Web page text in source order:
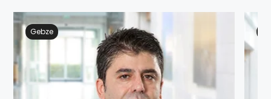
Gebze